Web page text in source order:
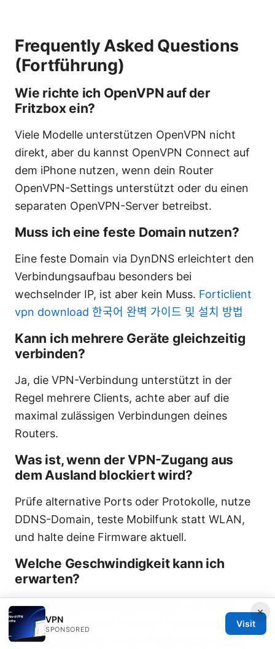
Frequently Asked Questions
(Fortführung)
Wie richte ich OpenVPN auf der
Fritzbox ein?
Viele Modelle unterstützen OpenVPN nicht
direkt, aber du kannst OpenVPN Connect auf
dem iPhone nutzen, wenn dein Router
OpenVPN-Settings unterstützt oder du einen
separaten OpenVPN-Server betreibst.
Muss ich eine feste Domain nutzen?
Eine feste Domain via DynDNS erleichtert den
Verbindungsaufbau besonders bei
wechselnder IP, ist aber kein Muss. Forticlient
vpn download 한국어 완벽 가이드 및 설치 방법
Kann ich mehrere Geräte gleichzeitig
verbinden?
Ja, die VPN-Verbindung unterstützt in der
Regel mehrere Clients, achte aber auf die
maximal zulässigen Verbindungen deines
Routers.
Was ist, wenn der VPN-Zugang aus
dem Ausland blockiert wird?
Prüfe alternative Ports oder Protokolle, nutze
DDNS-Domain, teste Mobilfunk statt WLAN,
und halte deine Firmware aktuell.
Welche Geschwindigkeit kann ich
erwarten?
Die VPN-Geschwindigkeit hängt von deiner
Internetleitung, der Fritzbox-Leistung und der
VPN-Methode ab. In der Praxis liegen stabile
×
VPN
SPONSORED
Visit